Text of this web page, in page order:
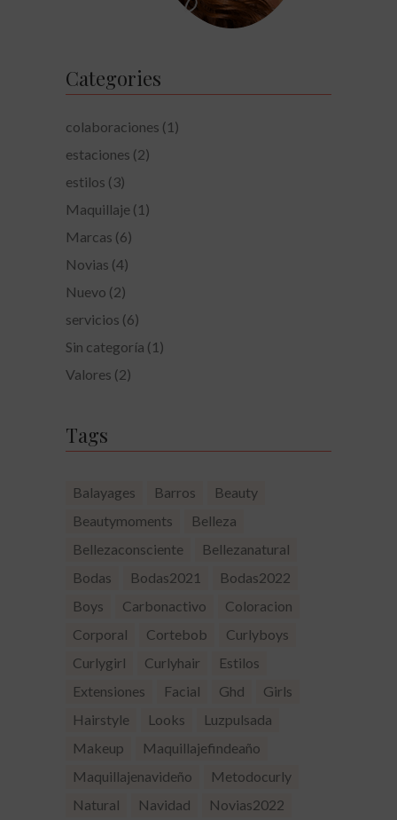
Categories
colaboraciones (1)
estaciones (2)
estilos (3)
Maquillaje (1)
Marcas (6)
Novias (4)
Nuevo (2)
servicios (6)
Sin categoría (1)
Valores (2)
Tags
Balayages Barros
Beauty
Beautymoments
Belleza
Bellezaconsciente
Bellezanatural
Bodas
Bodas2021
Bodas2022
Boys
Carbonactivo
Coloracion
Corporal
Cortebob
Curlyboys
Curlygirl
Curlyhair
Estilos
Extensiones
Facial Ghd
Girls
Hairstyle
Looks
Luzpulsada
Makeup
Maquillajefindeaño
Maquillajenavideño
Metodocurly
Natural
Navidad
Novias2022